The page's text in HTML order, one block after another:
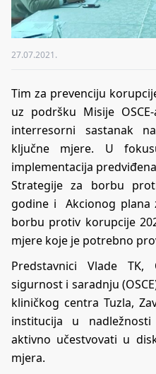
27.07.2021.
Tim za prevenciju
uz podršku Misije
interresorni sastanak
ključne mjere. U
implementacija
Strategije za borbu
godine i Akcionog plana
borbu protiv korupcije
mjere koje je potrebno
Predstavnici Vlade TK,
sigurnost i saradnju
kliničkog centra Tuzla,
institucija u
aktivno učestvovati u
mjera.